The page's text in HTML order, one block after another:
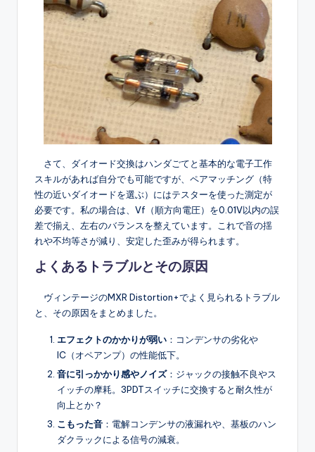
さて、ダイオード交換はハンダごてと基本的な電子工作
スキルがあれば自分でも可能ですが、ペアマッチング（特
性の近いダイオードを選ぶ）にはテスターを使った測定が
必要です。私の場合は、Vf（順方向電圧）を0.01V以内の誤
差で揃え、左右のバランスを整えています。これで音の揺
れや不均等さが減り、安定した歪みが得られます。
よくあるトラブルとその原因
ヴィンテージのMXR Distortion+でよく見られるトラブル
と、その原因をまとめました。
エフェクトのかかりが弱い ：コンデンサの劣化や
IC（オペアンプ）の性能低下。
音に引っかかり感やノイズ：ジャックの接触不良やス
イッチの摩耗。3PDTスイッチに交換すると耐久性が
向上とか？
こもった音 ：電解コンデンサの液漏れや、基板のハン
ダクラックによる信号の減衰。